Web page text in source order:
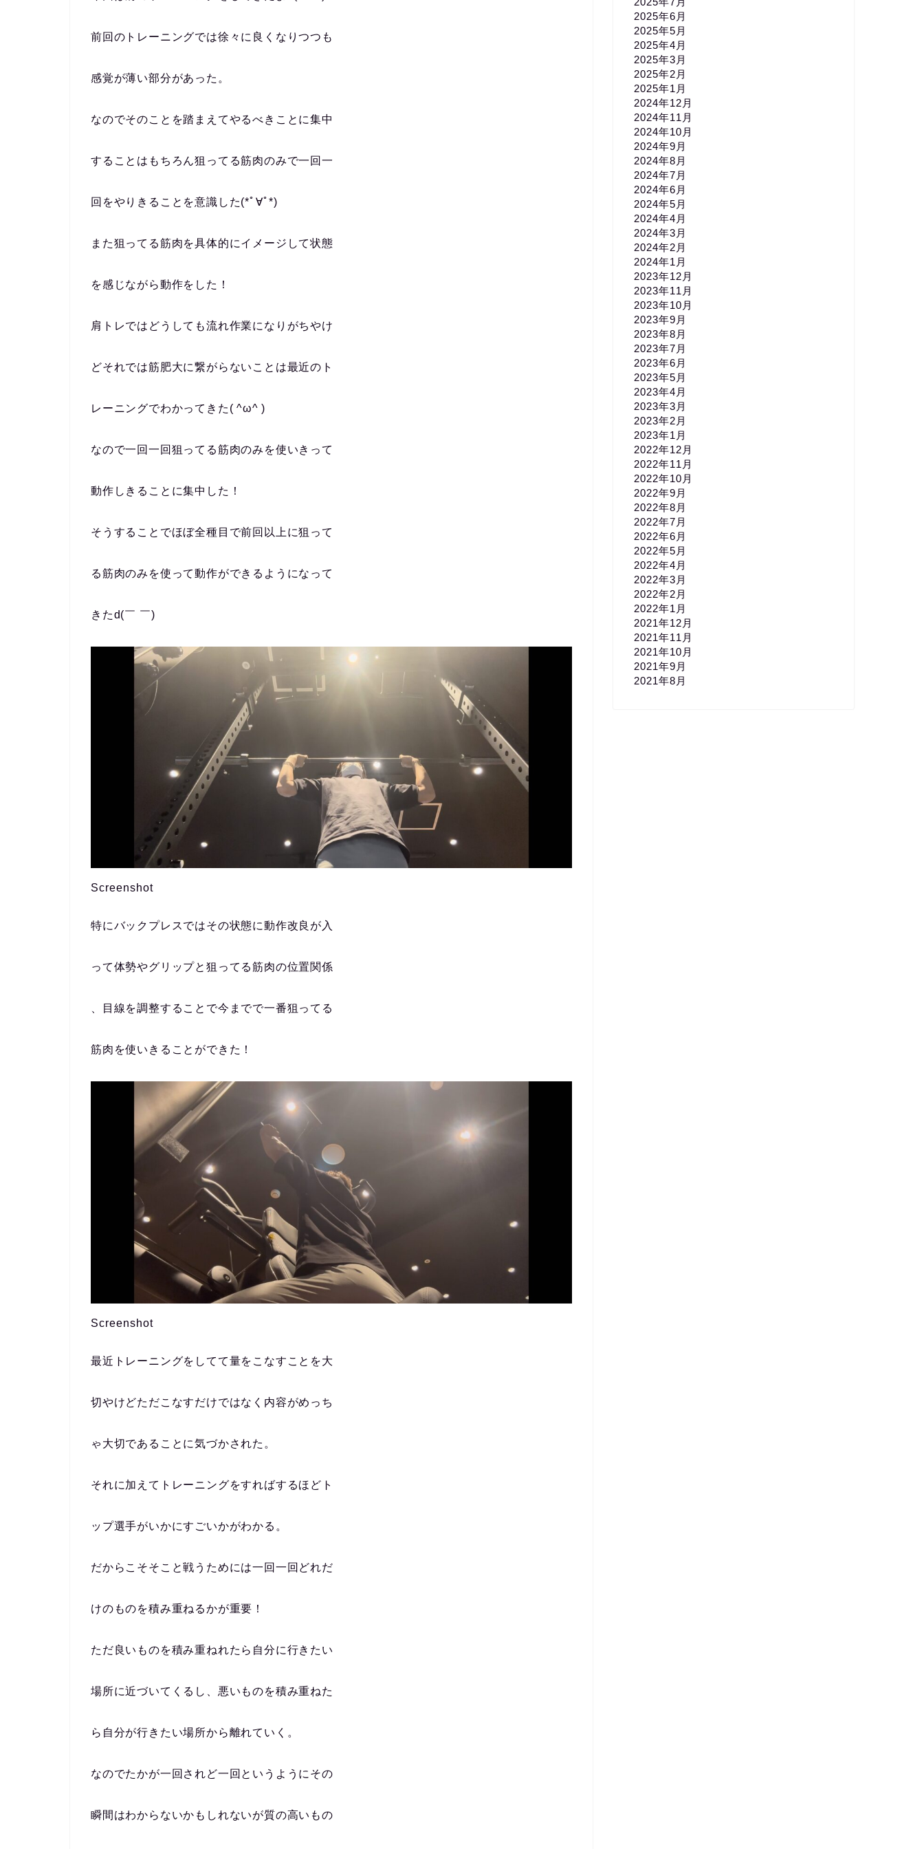
前回のトレーニングでは徐々に良くなりつつも
感覚が薄い部分があった。
なのでそのことを踏まえてやるべきことに集中
することはもちろん狙ってる筋肉のみで一回一
回をやりきることを意識した(*ﾟ∀ﾟ*)
また狙ってる筋肉を具体的にイメージして状態
を感じながら動作をした！
肩トレではどうしても流れ作業になりがちやけ
どそれでは筋肥大に繋がらないことは最近のト
レーニングでわかってきた( ^ω^ )
なので一回一回狙ってる筋肉のみを使いきって
動作しきることに集中した！
そうすることでほぼ全種目で前回以上に狙って
る筋肉のみを使って動作ができるようになって
きたd(￣ ￣)
Screenshot
特にバックプレスではその状態に動作改良が入
って体勢やグリップと狙ってる筋肉の位置関係
、目線を調整することで今までで一番狙ってる
筋肉を使いきることができた！
Screenshot
最近トレーニングをしてて量をこなすことを大
切やけどただこなすだけではなく内容がめっち
ゃ大切であることに気づかされた。
それに加えてトレーニングをすればするほどト
ップ選手がいかにすごいかがわかる。
だからこそそこと戦うためには一回一回どれだ
けのものを積み重ねるかが重要！
ただ良いものを積み重ねれたら自分に行きたい
場所に近づいてくるし、悪いものを積み重ねた
ら自分が行きたい場所から離れていく。
なのでたかが一回されど一回というようにその
瞬間はわからないかもしれないが質の高いもの
2025年6月
2025年5月
2025年4月
2025年3月
2025年2月
2025年1月
2024年12月
2024年11月
2024年10月
2024年9月
2024年8月
2024年7月
2024年6月
2024年5月
2024年4月
2024年3月
2024年2月
2024年1月
2023年12月
2023年11月
2023年10月
2023年9月
2023年8月
2023年7月
2023年6月
2023年5月
2023年4月
2023年3月
2023年2月
2023年1月
2022年12月
2022年11月
2022年10月
2022年9月
2022年8月
2022年7月
2022年6月
2022年5月
2022年4月
2022年3月
2022年2月
2022年1月
2021年12月
2021年11月
2021年10月
2021年9月
2021年8月